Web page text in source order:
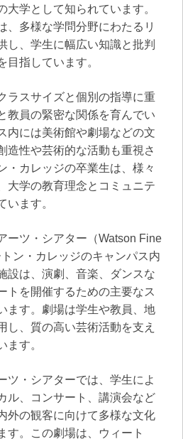
大学として知られています。
、多様な学問分野にわたるリ
し、学生に幅広い知識と批判
目指しています。
ラスサイズと個別の指導に重
教員の緊密な関係を育んでい
内には美術館や劇場などの文
造性や芸術的な活動も重視さ
・カレッジの卒業生は、様々
大学の教育理念とコミュニテ
います。
ーツ・シアター（Watson Fine
ン・カレッジのキャンパス内
設は、演劇、音楽、ダンスな
トを開催するための主要なス
ます。劇場は学生や教員、地
し、質の高い芸術活動を支え
ます。
ツ・シアターでは、学生によ
ル、コンサート、講演会など
外の観客に向けて多様な文化
す。この劇場は、ウィート